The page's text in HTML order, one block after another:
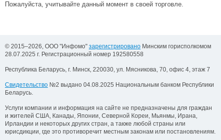
Пожалуйста, учитывайте данный момент в своей торговле.
© 2015–2026, ООО "Инфомо" зарегистрировано Минским горисполкомом
28.07.2025 г. Регистрационный номер 192580558
Республика Беларусь, г. Минск, 220030, ул. Мясникова, 70, офис 4, этаж 7
Свидетельство №2 выдано 04.08.2025 Национальным банком Республики
Беларусь.
Услуги компании и информация на сайте не предназначены для граждан
и жителей США, Канады, Японии, Северной Кореи, Мьянмы, Ирана,
Ирландии и некоторых других стран, а также любой страны или
юрисдикции, где это противоречит местным законам или постановлениям.